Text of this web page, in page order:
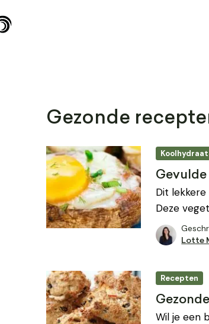
Gezonde
Dit
Deze
Lotte
Recepten
Wil je een